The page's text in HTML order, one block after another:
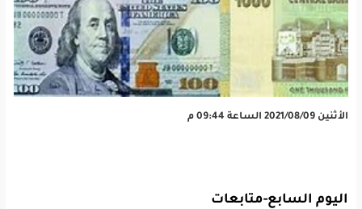
الأثنين 2021/08/09 الساعة 09:44 م
اليوم السابع-متابعات